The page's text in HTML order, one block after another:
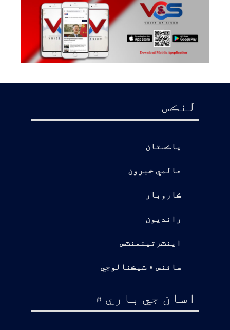
لنڪس
پاڪستان
عالمي خبرون
ڪاروبار
رانديون
اينٽرتينمنٽس
سائنس ۽ ٽيڪنالوجي
اسان جي باري ۾